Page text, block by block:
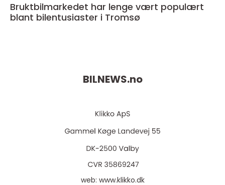
Bruktbilmarkedet har lenge vært populært
blant bilentusiaster i Tromsø
BILNEWS.no
web: www.klikko.dk